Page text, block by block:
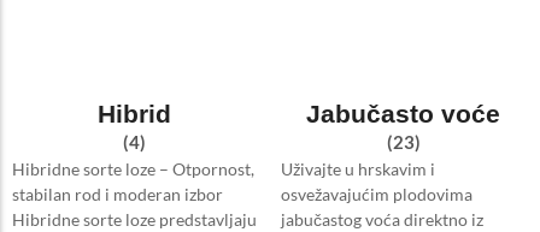
Hibrid
(4)
Hibridne sorte loze – Otpornost,
stabilan rod i moderan izbor
Hibridne sorte loze predstavljaju
Jabučasto voće
(23)
Uživajte u hrskavim i
osvežavajućim plodovima
jabučastog voća direktno iz